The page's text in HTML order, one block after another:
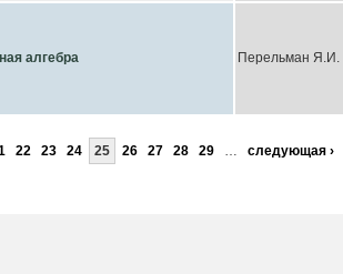
алгебра Перельман Я.И.
22 23 24 25 26 27 28 29 … следующая ›